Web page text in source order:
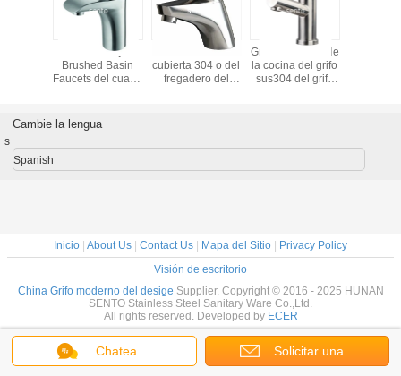
la cocina del grifo
sus304 del grifo
El 304/316 grifo
de acero
inoxidable manija
mezclador del
cocina
cocina de acero
inoxidable del
grifo del diseño
El solo grifo de
acero inoxidable
de la cocina de la
Chatea Solicitar una
Cambie la lengua
s
Spanish
Inicio | About Us | Contact Us | Mapa del Sitio | Privacy Policy
Visión de escritorio
China Grifo moderno del desige Supplier. Copyright © 2016 - 2025 HUNAN
SENTO Stainless Steel Sanitary Ware Co.,Ltd.
All rights reserved. Developed by ECER